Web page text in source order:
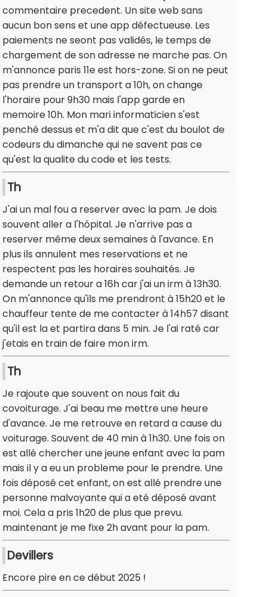
commentaire precedent. Un site web sans
aucun bon sens et une app défectueuse. Les
paiements ne seont pas validés, le temps de
chargement de son adresse ne marche pas. On
m'annonce paris 11e est hors-zone. Si on ne peut
pas prendre un transport a 10h, on change
l'horaire pour 9h30 mais l'app garde en
memoire 10h. Mon mari informaticien s'est
penché dessus et m'a dit que c'est du boulot de
codeurs du dimanche qui ne savent pas ce
qu'est la qualite du code et les tests.
Th
J'ai un mal fou a reserver avec la pam. Je dois
souvent aller a l'hôpital. Je n'arrive pas a
reserver même deux semaines à l'avance. En
plus ils annulent mes reservations et ne
respectent pas les horaires souhaités. Je
demande un retour a 16h car j'ai un irm à 13h30.
On m'annonce qu'ils me prendront à 15h20 et le
chauffeur tente de me contacter à 14h57 disant
qu'il est la et partira dans 5 min. Je l'ai raté car
j'etais en train de faire mon irm.
Th
Je rajoute que souvent on nous fait du
covoiturage. J'ai beau me mettre une heure
d'avance. Je me retrouve en retard a cause du
voiturage. Souvent de 40 min à 1h30. Une fois on
est allé chercher une jeune enfant avec la pam
mais il y a eu un probleme pour le prendre. Une
fois déposé cet enfant, on est allé prendre une
personne malvoyante qui a eté déposé avant
moi. Cela a pris 1h20 de plus que prevu.
maintenant je me fixe 2h avant pour la pam.
Devillers
Encore pire en ce début 2025 !